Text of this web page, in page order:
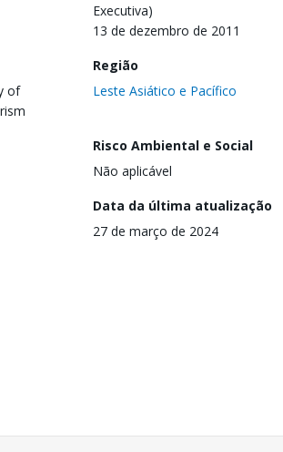
Executiva)
13 de dezembro de 2011
of
Região
Leste Asiático e Pacífico
Risco Ambiental e Social
Não aplicável
Data da última atualização
27 de março de 2024